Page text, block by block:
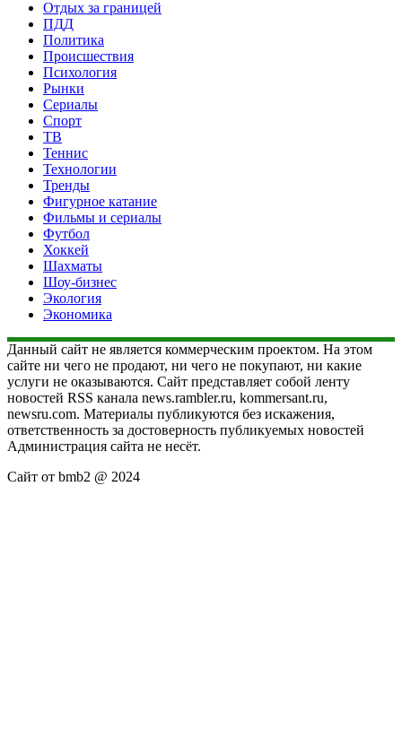
Отдых за границей
ПДД
Политика
Происшествия
Психология
Рынки
Сериалы
Спорт
ТВ
Теннис
Технологии
Тренды
Фигурное катание
Фильмы и сериалы
Футбол
Хоккей
Шахматы
Шоу-бизнес
Экология
Экономика
Данный сайт не является коммерческим проектом. На этом
сайте ни чего не продают, ни чего не покупают, ни какие
услуги не оказываются. Сайт представляет собой ленту
новостей RSS канала news.rambler.ru, kommersant.ru,
newsru.com. Материалы публикуются без искажения,
ответственность за достоверность публикуемых новостей
Администрация сайта не несёт.
Сайт от bmb2 @ 2024